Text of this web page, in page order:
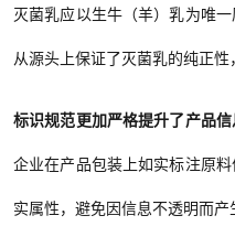
灭菌乳应以生牛（羊）乳为唯
从源头上保证了灭菌乳的纯正性
标识规范更加严格提升了产品
企业在产品包装上如实标注原
实属性，避免因信息不透明而产